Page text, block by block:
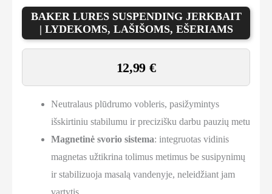
BAKER LURES SUSPENDING JERKBAIT
| LYDEKOMS, LAŠIŠOMS, EŠERIAMS
12,99 €
Neutralaus plūdrumo vobleris, pasižymintys
išskirtiniu stabilumu ir precizišku darbu pauzių metu
Magnetinė svorio sistema: integruotas vidinis
magnetas užtikrina tolimus metimus be susipynimų
ir stabilizuoja masalą vandenyje, neleidžiant jam